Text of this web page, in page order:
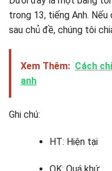
trong 13, tiếng Anh.
sau chủ đề, chúng tôi
Xem Thêm: Cách
anh
Ghi chú:
HT: Hiện tại